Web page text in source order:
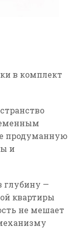
в комплект
продуманную
и
глубину —
квартиры
не мешает